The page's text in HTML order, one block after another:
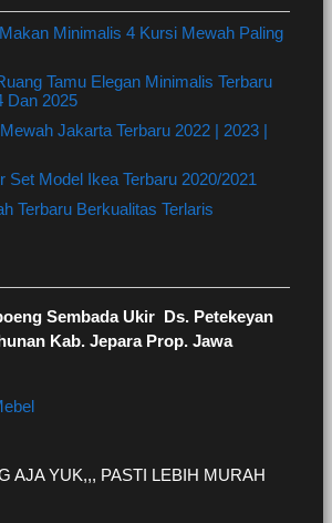
Minimalis 4 Kursi Mewah Paling
Tamu Elegan Minimalis Terbaru
Dan 2025
Jakarta Terbaru 2022 | 2023 |
Set Model Ikea Terbaru 2020/2021
Terbaru Berkualitas Terlaris
Sembada Ukir Ds. Petekeyan
Kab. Jepara Prop. Jawa
AJA YUK,,, PASTI LEBIH MURAH